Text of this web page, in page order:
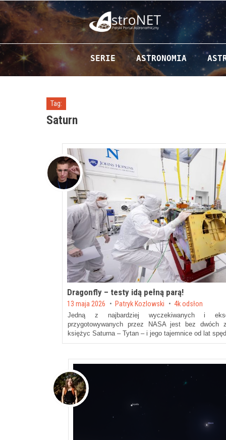
Przejdź do zawartości
SERIE ASTRONOMIA
Tag:
Saturn
Dragonfly – testy idą pełną parą!
Posted on
13 maja 2026 by Patryk Kozlowski 4k odsłon
Jedną z najbardziej wyczekiwanych i
przygotowywanych przez NASA jest bez dwóch
księżyc Saturna – Tytan – i jego tajemnice od lat